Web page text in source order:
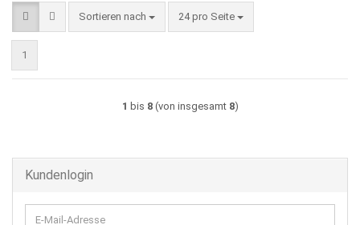
Sortieren nach
Sortieren nach 24 pro Seite
pro Seite
1
1 bis 8(von insgesamt 8)
Kundenlogin
E-